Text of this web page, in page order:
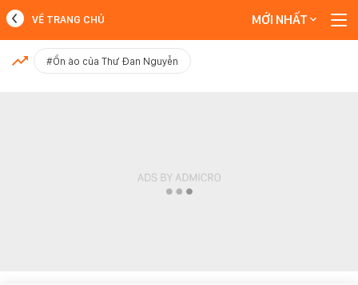
MỚI NHẤT
VỀ TRANG CHỦ MỚI NHẤT
#Ồn ào của Thư Đan Nguyễn